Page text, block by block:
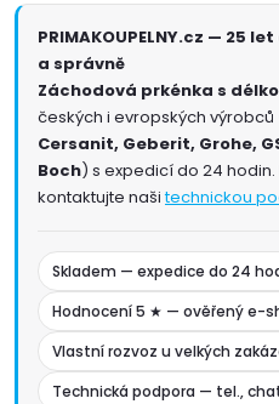
PRIMAKOUPELNY.cz — 25
a správně
Záchodová prkénka s
českých i evropských výrobců
Cersanit, Geberit, Grohe,
Boch) s expedicí do 24
kontaktujte našitechnickou
Skladem — expedice do 24
Hodnocení 5 ★ — ověřený e-
Vlastní rozvoz u velkých
Technická podpora — tel.,